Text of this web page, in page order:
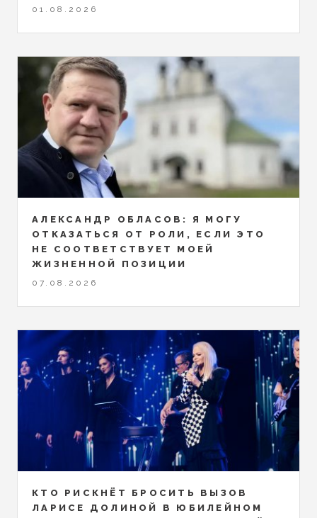
01.08.2026
АЛЕКСАНДР ОБЛАСОВ: Я МОГУ
ОТКАЗАТЬСЯ ОТ РОЛИ, ЕСЛИ ЭТО
НЕ СООТВЕТСТВУЕТ МОЕЙ
ЖИЗНЕННОЙ ПОЗИЦИИ
07.08.2026
КТО РИСКНЁТ БРОСИТЬ ВЫЗОВ
ЛАРИСЕ ДОЛИНОЙ В ЮБИЛЕЙНОМ